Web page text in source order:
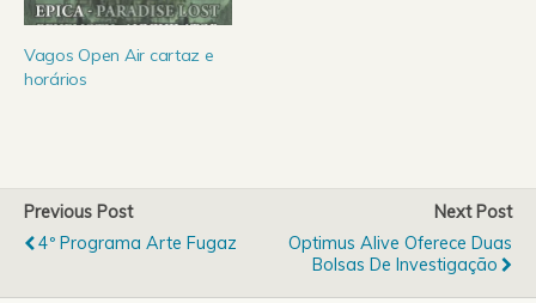
Vagos Open Air cartaz e
horários
Previous Post
4º Programa Arte Fugaz
Next Post
Optimus Alive Oferece Duas
Bolsas De Investigação